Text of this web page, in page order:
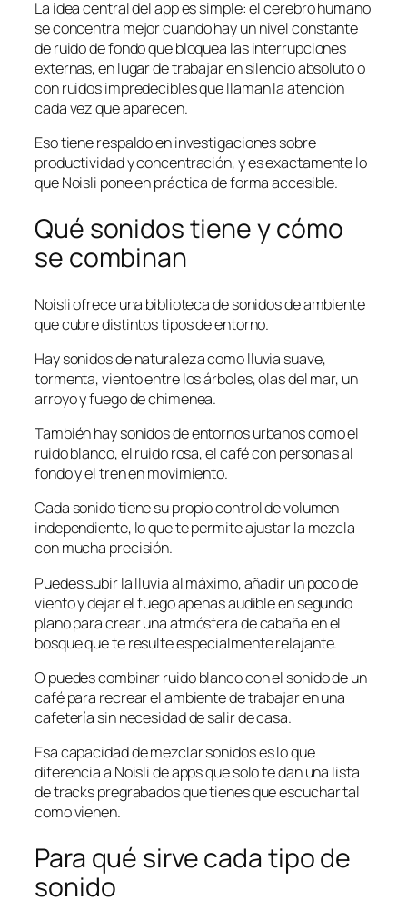
La idea central del app es simple: el cerebro humano
se concentra mejor cuando hay un nivel constante
de ruido de fondo que bloquea las interrupciones
externas, en lugar de trabajar en silencio absoluto o
con ruidos impredecibles que llaman la atención
cada vez que aparecen.
Eso tiene respaldo en investigaciones sobre
productividad y concentración, y es exactamente lo
que Noisli pone en práctica de forma accesible.
Qué sonidos tiene y cómo
se combinan
Noisli ofrece una biblioteca de sonidos de ambiente
que cubre distintos tipos de entorno.
Hay sonidos de naturaleza como lluvia suave,
tormenta, viento entre los árboles, olas del mar, un
arroyo y fuego de chimenea.
También hay sonidos de entornos urbanos como el
ruido blanco, el ruido rosa, el café con personas al
fondo y el tren en movimiento.
Cada sonido tiene su propio control de volumen
independiente, lo que te permite ajustar la mezcla
con mucha precisión.
Puedes subir la lluvia al máximo, añadir un poco de
viento y dejar el fuego apenas audible en segundo
plano para crear una atmósfera de cabaña en el
bosque que te resulte especialmente relajante.
O puedes combinar ruido blanco con el sonido de un
café para recrear el ambiente de trabajar en una
cafetería sin necesidad de salir de casa.
Esa capacidad de mezclar sonidos es lo que
diferencia a Noisli de apps que solo te dan una lista
de tracks pregrabados que tienes que escuchar tal
como vienen.
Para qué sirve cada tipo de
sonido